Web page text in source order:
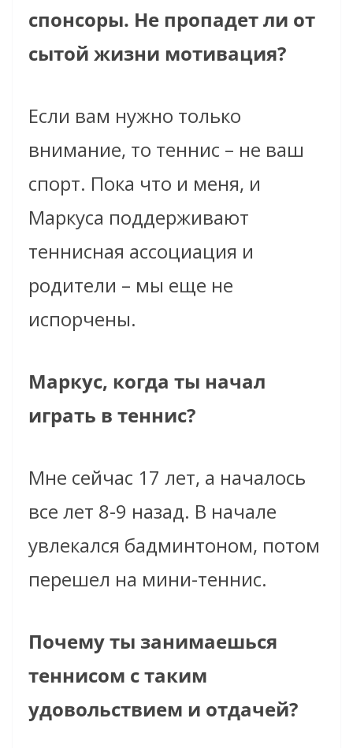
спонсоры. Не пропадет ли от
сытой жизни мотивация?
Если вам нужно только
внимание, то теннис – не ваш
спорт. Пока что и меня, и
Маркуса поддерживают
теннисная ассоциация и
родители – мы еще не
испорчены.
Маркус, когда ты начал
играть в теннис?
Мне сейчас 17 лет, а началось
все лет 8-9 назад. В начале
увлекался бадминтоном, потом
перешел на мини-теннис.
Почему ты занимаешься
теннисом с таким
удовольствием и отдачей?